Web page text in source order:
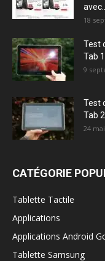
avec...
18
Test
Tab
9
Test
Tab
24
CATÉGORIE
Tablette Tactile
Applications
Applications Android
Tablette Samsung